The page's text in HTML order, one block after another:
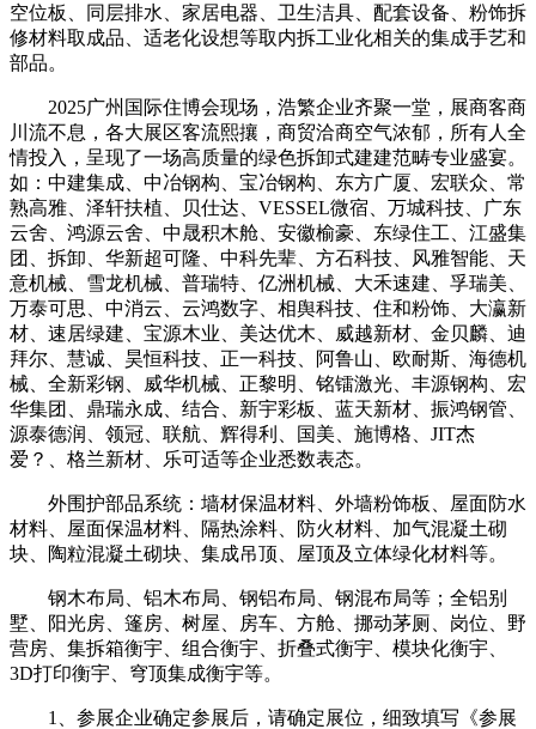
空位板、同层排水、家居电器、卫生洁具、配套设备、粉饰拆
修材料取成品、适老化设想等取内拆工业化相关的集成手艺和
部品。
2025广州国际住博会现场，浩繁企业齐聚一堂，展商客商
川流不息，各大展区客流熙攘，商贸洽商空气浓郁，所有人全
情投入，呈现了一场高质量的绿色拆卸式建建范畴专业盛宴。
如：中建集成、中冶钢构、宝冶钢构、东方广厦、宏联众、常
熟高雅、泽轩扶植、贝仕达、VESSEL微宿、万城科技、广东
云舍、鸿源云舍、中晟积木舱、安徽榆豪、东绿住工、江盛集
团、拆卸、华新超可隆、中科先辈、方石科技、风雅智能、天
意机械、雪龙机械、普瑞特、亿洲机械、大禾速建、孚瑞美、
万泰可思、中消云、云鸿数字、相舆科技、住和粉饰、大瀛新
材、速居绿建、宝源木业、美达优木、威越新材、金贝麟、迪
拜尔、慧诚、昊恒科技、正一科技、阿鲁山、欧耐斯、海德机
械、全新彩钢、威华机械、正黎明、铭镭激光、丰源钢构、宏
华集团、鼎瑞永成、结合、新宇彩板、蓝天新材、振鸿钢管、
源泰德润、领冠、联航、辉得利、国美、施博格、JIT杰
爱？、格兰新材、乐可适等企业悉数表态。
外围护部品系统：墙材保温材料、外墙粉饰板、屋面防水
材料、屋面保温材料、隔热涂料、防火材料、加气混凝土砌
块、陶粒混凝土砌块、集成吊顶、屋顶及立体绿化材料等。
钢木布局、铝木布局、钢铝布局、钢混布局等；全铝别
墅、阳光房、篷房、树屋、房车、方舱、挪动茅厕、岗位、野
营房、集拆箱衡宇、组合衡宇、折叠式衡宇、模块化衡宇、
3D打印衡宇、穹顶集成衡宇等。
1、参展企业确定参展后，请确定展位，细致填写《参展